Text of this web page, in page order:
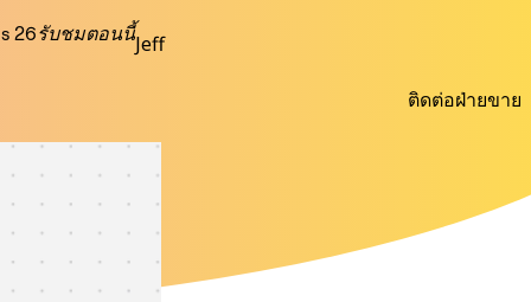
26รับชมตอนนี้Jeff
ติดต่อฝ่ายขาย